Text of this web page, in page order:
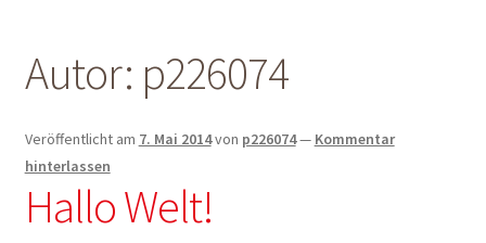
Kasse
Kasse
Mein Konto
Autor: p226074
Veröffentlicht am 7. Mai 2014von p226074— Kommentar
hinterlassen
Hallo Welt!